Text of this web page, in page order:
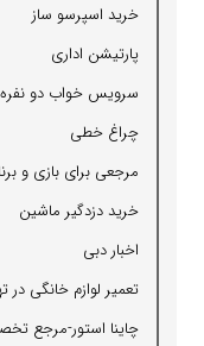
خرید اسپرسو ساز
پارتیشن اداری
سرویس خواب دو نفره
چراغ خطی
مرجعی برای بازی و
خرید دزدگیر ماشین
اخبار دبی
تعمیر لوازم خانگی در
چاینا استور-مرجع